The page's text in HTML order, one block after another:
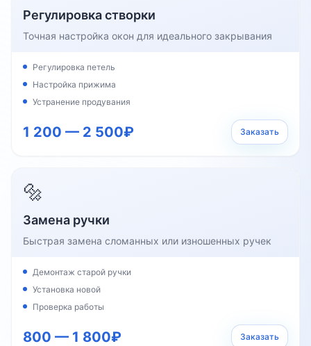
Регулировка створки
Точная настройка окон для идеального закрывания
Регулировка петель
Настройка прижима
Устранение продувания
1 200 — 2 500₽ Заказать
🔩
Замена ручки
Быстрая замена сломанных или изношенных ручек
Демонтаж старой ручки
Установка новой
Проверка работы
800 — 1 800₽ Заказать